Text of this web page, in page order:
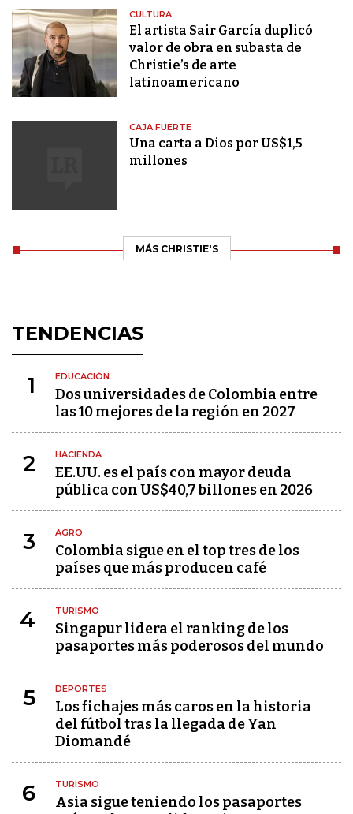
CULTURA
El artista Sair García duplicó
valor de obra en subasta de
Christie’s de arte
latinoamericano
CAJA FUERTE
Una carta a Dios por US$1,5
millones
MÁS CHRISTIE'S
TENDENCIAS
1 EDUCACIÓN
Dos universidades de Colombia entre
las 10 mejores de la región en 2027
2 HACIENDA
EE.UU. es el país con mayor deuda
pública con US$40,7 billones en 2026
3 AGRO
Colombia sigue en el top tres de los
países que más producen café
4 TURISMO
Singapur lidera el ranking de los
pasaportes más poderosos del mundo
5 DEPORTES
Los fichajes más caros en la historia
del fútbol tras la llegada de Yan
Diomandé
6 TURISMO
Asia sigue teniendo los pasaportes